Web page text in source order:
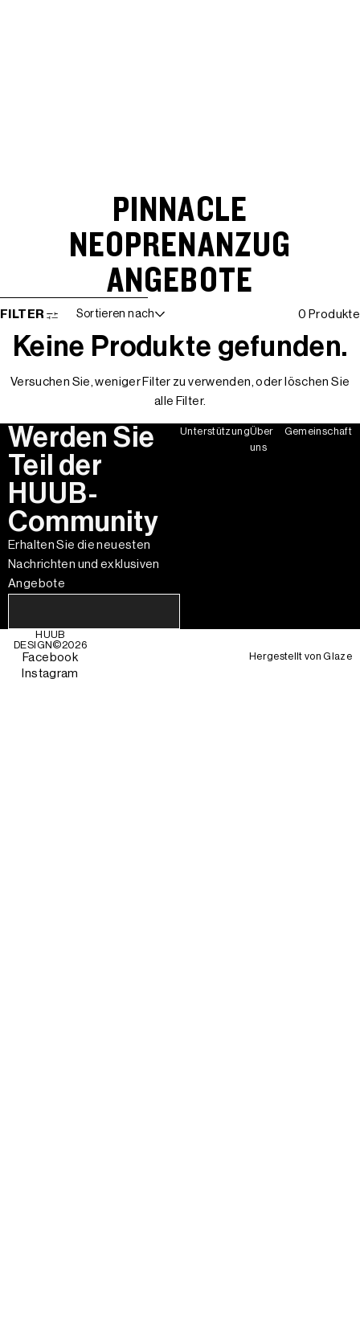
PINNACLE
NEOPRENANZUG
ANGEBOTE
WEITER ZUR ERGEBNISLISTE
FILTER Sortieren nach 0 Produkte
Keine Produkte gefunden.
Versuchen Sie, weniger Filter zu verwenden, oder löschen Sie
alle Filter.
Werden Sie
Teil der
HUUB-
Community
Erhalten Sie die neuesten
Nachrichten und exklusiven
Angebote
UnterstützungÜber
uns
Gemeinschaft
HUUB
DESIGN©2026
Facebook
Instagram
Hergestellt vonGlaze